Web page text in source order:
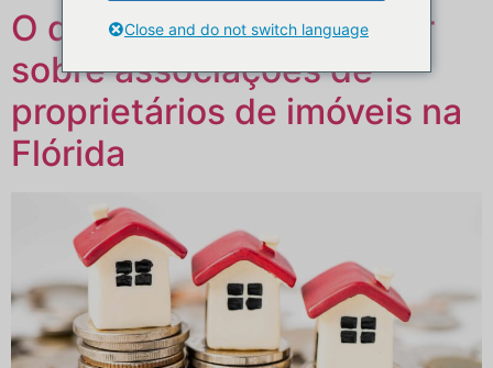
Nederlands (België)
O que você precisa saber
sobre associações de
proprietários de imóveis na
Flórida
Close and do not switch language